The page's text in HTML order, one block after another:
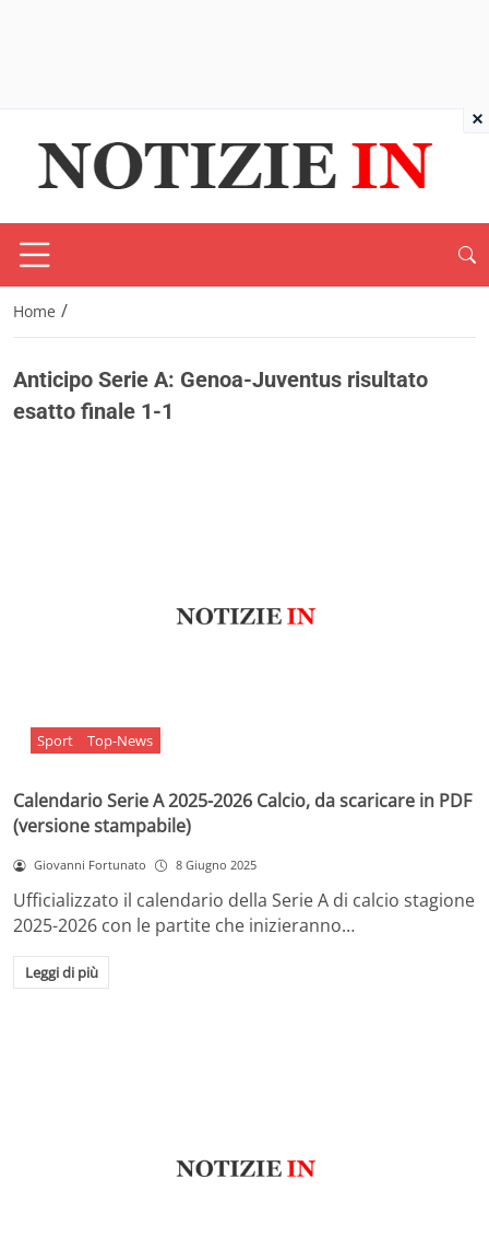
Home /
Anticipo Serie A: Genoa-Juventus risultato
esatto finale 1-1
Sport Top-News
Calendario Serie A 2025-2026 Calcio, da scaricare in PDF
(versione stampabile)
Giovanni Fortunato 8 Giugno 2025
Ufficializzato il calendario della Serie A di calcio stagione
2025-2026 con le partite che inizieranno…
Leggi di più
×